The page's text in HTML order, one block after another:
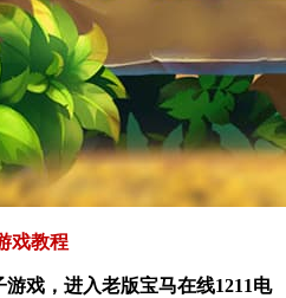
戏教程
戏，进入老版宝马在线1211电